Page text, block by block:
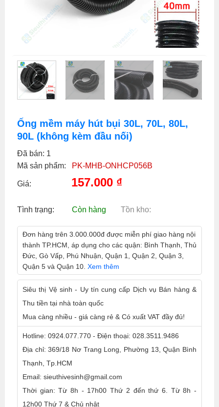
Ống mềm máy hút bụi 30L, 70L, 80L,
90L (không kèm đầu nối)
Đã bán: 1
Mã sản phẩm:
PK-MHB-ONHCP056B
Giá: 157.000 ₫
Tình trạng: Còn hàng Tồn kho:
Đơn hàng trên 3.000.000đ được miễn phí giao hàng nội
thành TP.HCM, áp dụng cho các quận: Bình Thạnh, Thủ
Đức, Gò Vấp, Phú Nhuận, Quận 1, Quận 2, Quận 3,
Quận 5 và Quận 10. Xem thêm
Siêu thị Vệ sinh - Uy tín cung cấp Dịch vụ Bán hàng &
Thu tiền tại nhà toàn quốc
Mua càng nhiều - giá càng rẻ & Có xuất VAT đầy đủ!
Hotline: 0924.077.770 - Điện thoại: 028.3511.9486
Địa chỉ: 369/18 Nơ Trang Long, Phường 13, Quận Bình
Thạnh, Tp.HCM
Email: sieuthivesinh@gmail.com
Thời gian: Từ 8h - 17h00 Thứ 2 đến thứ 6. Từ 8h -
12h00 Thứ 7 & Chủ nhật